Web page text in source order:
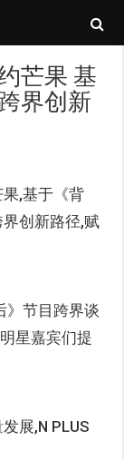
芒果 基
界创新
,基于《背
创新路径,赋
》节目跨界谈
星嘉宾们提
展,N PLUS